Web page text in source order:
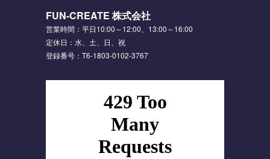
FUN-CREATE 株式会社
営業時間：平日10:00～12:00、13:00～16:00
定休日：水、土、日、祝
登録番号：T6-1803-0102-3767